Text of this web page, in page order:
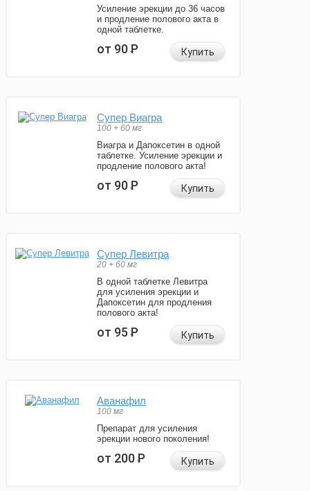
Усиление эрекции до 36 часов
и продление полового акта в
одной таблетке.
от 90Р Купить
Супер Виагра
100 + 60 мг
Виагра и Дапоксетин в одной
таблетке. Усиление эрекции и
продление полового акта!
от 90Р Купить
Супер Левитра
20 + 60 мг
В одной таблетке Левитра
для усиления эрекции и
Дапоксетин для продления
полового акта!
от 95Р Купить
Аванафил
100 мг
Препарат для усиления
эрекции нового поколения!
от 200Р Купить